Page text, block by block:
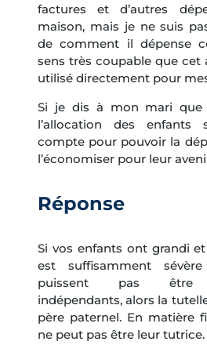
factures et d’autres
maison, mais je ne suis
de comment il dépense
sens très coupable que cet
utilisé directement pour
Si je dis à mon mari que
l’allocation des
compte pour pouvoir la
l’économiser pour leur
Réponse
Si vos enfants ont grandi
est suffisamment
puissent pas être
indépendants, alors la
père paternel. En matière
ne peut pas être leur tutrice.